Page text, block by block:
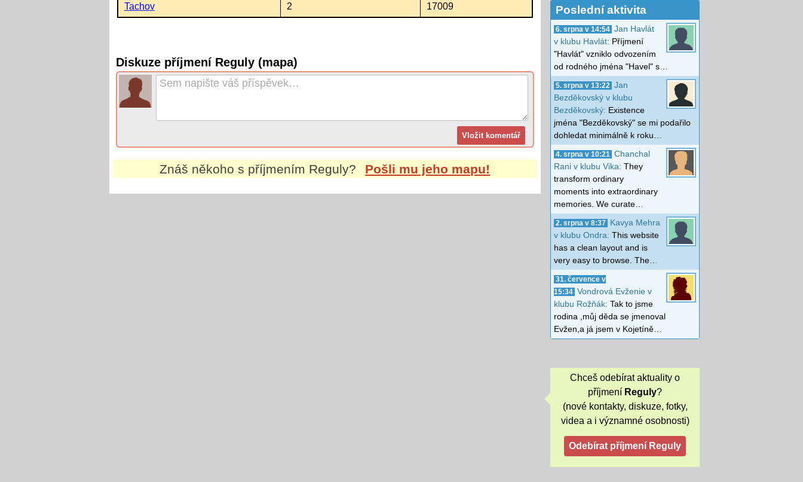
Tachov 2 17009
Diskuze příjmení Reguly (mapa)
Znáš někoho s příjmením Reguly? Pošli mu jeho mapu!
Poslední aktivita
6. srpna v 14:54 Jan Havlát
v klubu Havlát: Příjmení
"Havlát" vzniklo odvozením
od rodného jména "Havel" s…
5. srpna v 13:22
Jan
Bezděkovský v klubu
Bezděkovský: Existence
jména "Bezděkovský" se mi podařilo
dohledat minimálně k roku…
4. srpna v 10:21
Chanchal
Rani v klubu Vika: They
transform ordinary
moments into extraordinary
memories. We curate…
2. srpna v 8:37
Kavya Mehra
v klubu Ondra: This website
has a clean layout and is
very easy to browse. The…
31. července v
15:34 Vondrová Evženie v
klubu Rožňák: Tak to jsme
rodina ,můj děda se jmenoval
Evžen,a já jsem v Kojetíně…
Chceš odebírat aktuality o
příjmení Reguly?
(nové kontakty, diskuze, fotky,
videa a i významné osobnosti)